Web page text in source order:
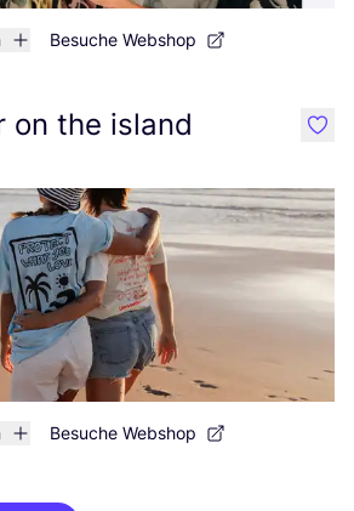
Besuche Webshop
on the island
Besuche Webshop
like